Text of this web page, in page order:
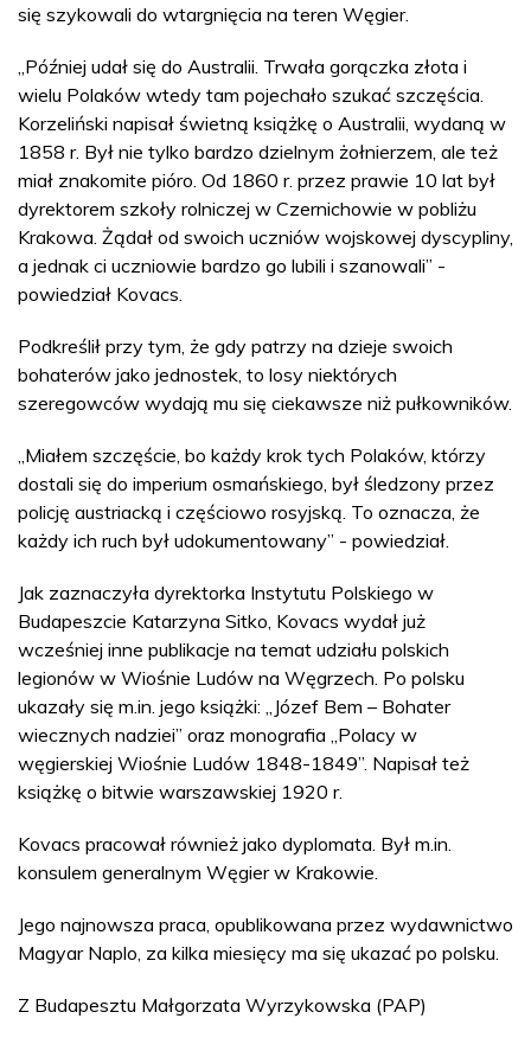
się szykowali do wtargnięcia na teren Węgier.
„Później udał się do Australii. Trwała gorączka złota i
wielu Polaków wtedy tam pojechało szukać szczęścia.
Korzeliński napisał świetną książkę o Australii, wydaną w
1858 r. Był nie tylko bardzo dzielnym żołnierzem, ale też
miał znakomite pióro. Od 1860 r. przez prawie 10 lat był
dyrektorem szkoły rolniczej w Czernichowie w pobliżu
Krakowa. Żądał od swoich uczniów wojskowej dyscypliny,
a jednak ci uczniowie bardzo go lubili i szanowali” -
powiedział Kovacs.
Podkreślił przy tym, że gdy patrzy na dzieje swoich
bohaterów jako jednostek, to losy niektórych
szeregowców wydają mu się ciekawsze niż pułkowników.
„Miałem szczęście, bo każdy krok tych Polaków, którzy
dostali się do imperium osmańskiego, był śledzony przez
policję austriacką i częściowo rosyjską. To oznacza, że
każdy ich ruch był udokumentowany” - powiedział.
Jak zaznaczyła dyrektorka Instytutu Polskiego w
Budapeszcie Katarzyna Sitko, Kovacs wydał już
wcześniej inne publikacje na temat udziału polskich
legionów w Wiośnie Ludów na Węgrzech. Po polsku
ukazały się m.in. jego książki: „Józef Bem – Bohater
wiecznych nadziei” oraz monografia „Polacy w
węgierskiej Wiośnie Ludów 1848-1849”. Napisał też
książkę o bitwie warszawskiej 1920 r.
Kovacs pracował również jako dyplomata. Był m.in.
konsulem generalnym Węgier w Krakowie.
Jego najnowsza praca, opublikowana przez wydawnictwo
Magyar Naplo, za kilka miesięcy ma się ukazać po polsku.
Z Budapesztu Małgorzata Wyrzykowska (PAP)